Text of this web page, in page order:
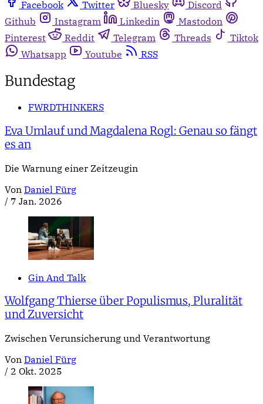
Facebook
Twitter Bluesky
Discord
Github
Instagram Linkedin
Mastodon
Pinterest
Reddit Telegram Threads
Tiktok
Whatsapp
Youtube RSS
Bundestag
FWRDTHINKERS
Eva Umlauf und Magdalena Rogl: Genau so fängt
es an
Die Warnung einer Zeitzeugin
Von Daniel Fürg
/ 7 Jan. 2026
Gin And Talk
Wolfgang Thierse über Populismus, Pluralität
und Zuversicht
Zwischen Verunsicherung und Verantwortung
Von Daniel Fürg
/ 2 Okt. 2025